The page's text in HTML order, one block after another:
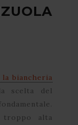
biancheria
scelta del
troppo alta